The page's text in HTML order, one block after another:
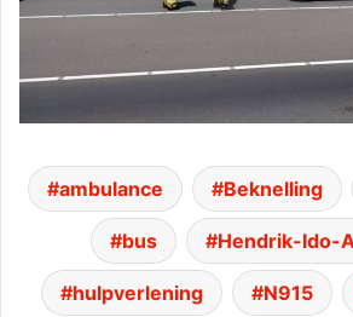
ambulance Beknelling
bus Hendrik-Ido-
hulpverlening N915